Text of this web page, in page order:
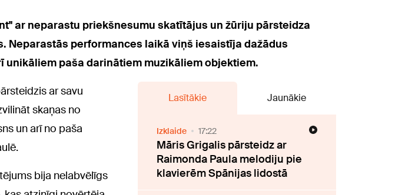
ar neparastu priekšnesumu skatītājus un žūriju pārsteidza
Neparastās performances laikā viņš iesaistīja dažādus
paša darinātiem muzikāliem objektiem.
ar savu
skaņas no
un arī no paša
bija nelabvēlīgs
Lasītākie Jaunākie
Izklaide 17:22
Māris Grigalis pārsteidz ar
Raimonda Paula melodiju pie
klavierēm Spānijas lidostā